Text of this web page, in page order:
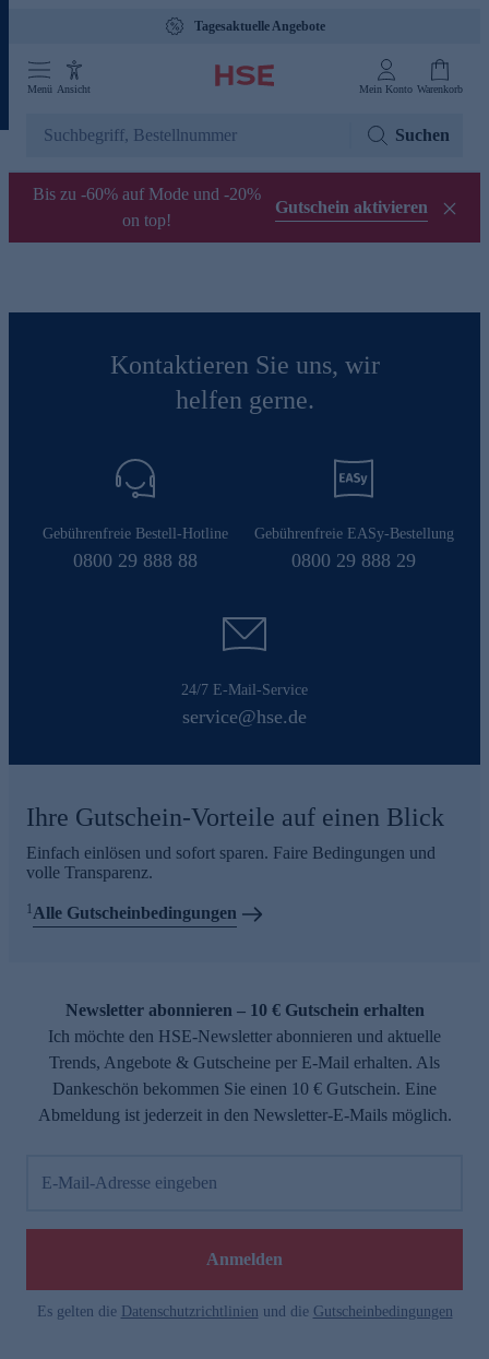
Tagesaktuelle Angebote
Menü Ansicht Mein Konto Warenkorb
Suchen
Bis zu -60% auf Mode und -20%
on top!
Gutschein aktivieren
Kontaktieren Sie uns, wir
helfen gerne.
Gebührenfreie Bestell-Hotline
0800 29 888 88
Gebührenfreie EASy-Bestellung
0800 29 888 29
24/7 E-Mail-Service
service@hse.de
Ihre Gutschein-Vorteile auf einen Blick
Einfach einlösen und sofort sparen. Faire Bedingungen und
volle Transparenz.
1Alle Gutscheinbedingungen
Newsletter abonnieren – 10 € Gutschein erhalten
Ich möchte den HSE-Newsletter abonnieren und aktuelle
Trends, Angebote & Gutscheine per E-Mail erhalten. Als
Dankeschön bekommen Sie einen 10 € Gutschein. Eine
Abmeldung ist jederzeit in den Newsletter-E-Mails möglich.
E-Mail-Adresse eingeben
Anmelden
Es gelten die Datenschutzrichtlinien und die Gutscheinbedingungen